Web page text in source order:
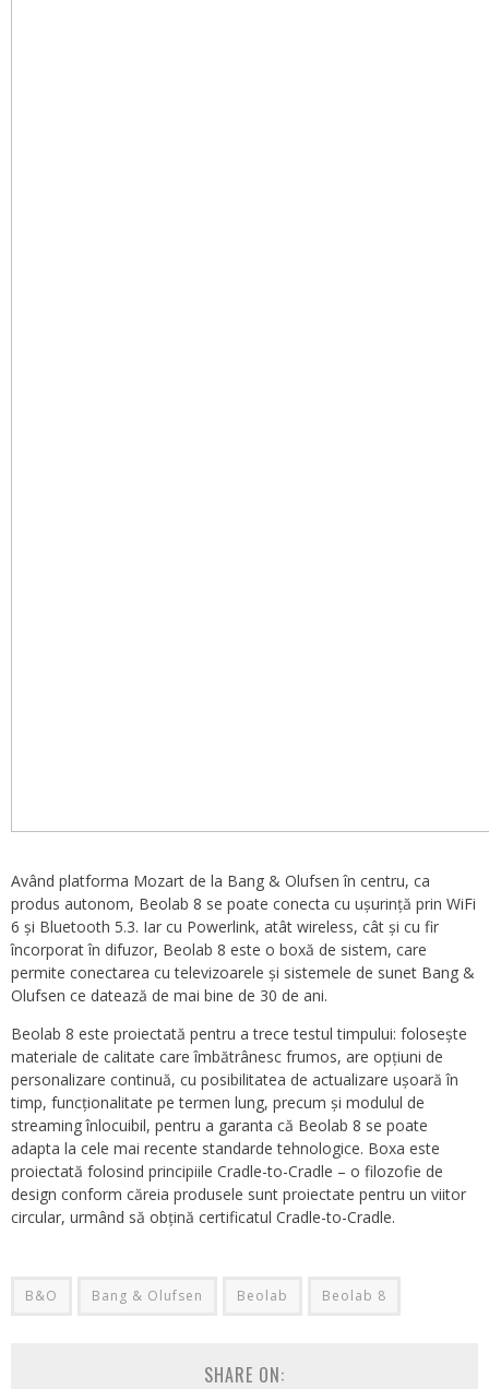
Având platforma Mozart de la Bang & Olufsen în centru, ca
produs autonom, Beolab 8 se poate conecta cu ușurință prin WiFi
6 și Bluetooth 5.3. Iar cu Powerlink, atât wireless, cât și cu fir
încorporat în difuzor, Beolab 8 este o boxă de sistem, care
permite conectarea cu televizoarele și sistemele de sunet Bang &
Olufsen ce datează de mai bine de 30 de ani.
Beolab 8 este proiectată pentru a trece testul timpului: folosește
materiale de calitate care îmbătrânesc frumos, are opțiuni de
personalizare continuă, cu posibilitatea de actualizare ușoară în
timp, funcționalitate pe termen lung, precum și modulul de
streaming înlocuibil, pentru a garanta că Beolab 8 se poate
adapta la cele mai recente standarde tehnologice. Boxa este
proiectată folosind principiile Cradle-to-Cradle – o filozofie de
design conform căreia produsele sunt proiectate pentru un viitor
circular, urmând să obțină certificatul Cradle-to-Cradle.
B&O Bang & Olufsen Beolab Beolab 8
SHARE ON: